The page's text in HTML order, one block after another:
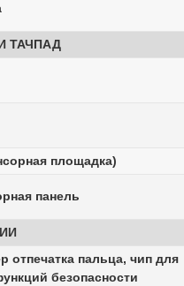
ТАЧПАД
площадка)
панель
отпечатка пальца, чип для
безопасности